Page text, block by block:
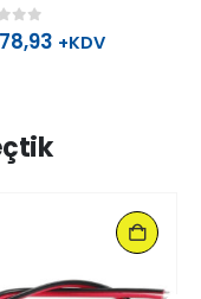
of 5 +KDV